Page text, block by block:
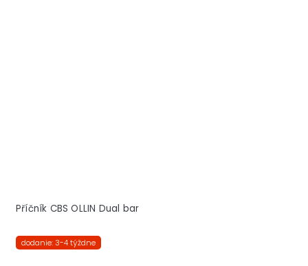
Příčník CBS OLLIN Dual bar
dodanie: 3-4 týždne